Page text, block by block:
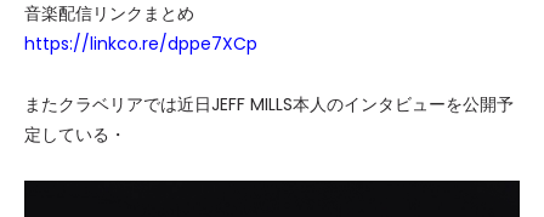
音楽配信リンクまとめ
https://linkco.re/dppe7XCp
またクラベリアでは近日JEFF MILLS本人のインタビューを公開予
定している・